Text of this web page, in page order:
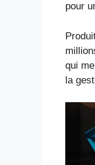
pour
qui
la